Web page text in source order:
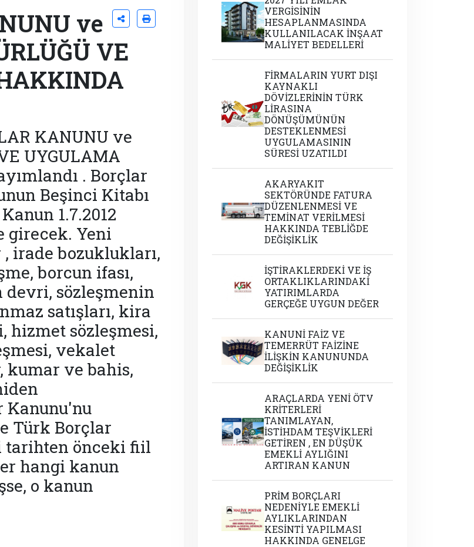
ve
VE
KANUNU ve
UYGULAMA
. Borçlar
Beşinci Kitabı
1.7.2012
Yeni
irade bozuklukları,
borcun ifası,
devri, sözleşmenin
satışları, kira
hizmet sözleşmesi,
vekalet
kumar ve bahis,
Kanunu'nu
Türk Borçlar
tarihten önceki fiil
hangi kanun
o kanun
VERGİSİNİN
HESAPLANMASINDA
KULLANILACAK İNŞAAT
MALİYET BEDELLERİ
FİRMALARIN YURT DIŞI
KAYNAKLI
DÖVİZLERİNİN TÜRK
LİRASINA
DÖNÜŞÜMÜNÜN
DESTEKLENMESİ
UYGULAMASININ
SÜRESİ UZATILDI
AKARYAKIT
SEKTÖRÜNDE FATURA
DÜZENLENMESİ VE
TEMİNAT VERİLMESİ
HAKKINDA TEBLİĞDE
DEĞİŞİKLİK
İŞTİRAKLERDEKİ VE İŞ
ORTAKLIKLARINDAKİ
YATIRIMLARDA
GERÇEĞE UYGUN DEĞER
KANUNİ FAİZ VE
TEMERRÜT FAİZİNE
İLİŞKİN KANUNUNDA
DEĞİŞİKLİK
ARAÇLARDA YENİ ÖTV
KRİTERLERİ
TANIMLAYAN,
İSTİHDAM TEŞVİKLERİ
GETİREN , EN DÜŞÜK
EMEKLİ AYLIĞINI
ARTIRAN KANUN
PRİM BORÇLARI
NEDENİYLE EMEKLİ
AYLIKLARINDAN
KESİNTİ YAPILMASI
HAKKINDA GENELGE